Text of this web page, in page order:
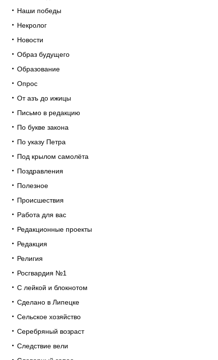
Наши победы
Некролог
Новости
Образ будущего
Образование
Опрос
От азъ до ижицы
Письмо в редакцию
По букве закона
По указу Петра
Под крылом самолёта
Поздравления
Полезное
Происшествия
Работа для вас
Редакционные проекты
Редакция
Религия
Росгвардия №1
С лейкой и блокнотом
Сделано в Липецке
Сельское хозяйство
Серебряный возраст
Следствие вели